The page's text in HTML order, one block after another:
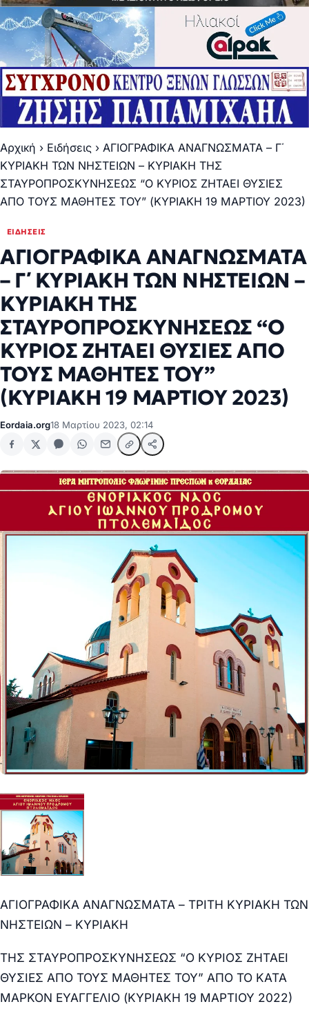
Αρχική › Ειδήσεις › ΑΓΙΟΓΡΑΦΙΚΑ ΑΝΑΓΝΩΣΜΑΤΑ – Γ΄
ΚΥΡΙΑΚΗ ΤΩΝ ΝΗΣΤΕΙΩΝ – ΚΥΡΙΑΚΗ ΤΗΣ
ΣΤΑΥΡΟΠΡΟΣΚΥΝΗΣΕΩΣ “Ο ΚΥΡΙΟΣ ΖΗΤΑΕΙ ΘΥΣΙΕΣ
ΑΠΟ ΤΟΥΣ ΜΑΘΗΤΕΣ ΤΟΥ” (ΚΥΡΙΑΚΗ 19 ΜΑΡΤΙΟΥ 2023)
ΕΙΔΉΣΕΙΣ
ΑΓΙΟΓΡΑΦΙΚΑ ΑΝΑΓΝΩΣΜΑΤΑ
– Γ΄ ΚΥΡΙΑΚΗ ΤΩΝ ΝΗΣΤΕΙΩΝ –
ΚΥΡΙΑΚΗ ΤΗΣ
ΣΤΑΥΡΟΠΡΟΣΚΥΝΗΣΕΩΣ “Ο
ΚΥΡΙΟΣ ΖΗΤΑΕΙ ΘΥΣΙΕΣ ΑΠΟ
ΤΟΥΣ ΜΑΘΗΤΕΣ ΤΟΥ”
(ΚΥΡΙΑΚΗ 19 ΜΑΡΤΙΟΥ 2023)
Eordaia.org18 Μαρτίου 2023, 02:14
ΑΓΙΟΓΡΑΦΙΚΑ ΑΝΑΓΝΩΣΜΑΤΑ – ΤΡΙΤΗ ΚΥΡΙΑΚΗ ΤΩΝ
ΝΗΣΤΕΙΩΝ – ΚΥΡΙΑΚΗ
ΤΗΣ ΣΤΑΥΡΟΠΡΟΣΚΥΝΗΣΕΩΣ “Ο ΚΥΡΙΟΣ ΖΗΤΑΕΙ
ΘΥΣΙΕΣ ΑΠΟ ΤΟΥΣ ΜΑΘΗΤΕΣ ΤΟΥ” ΑΠΟ ΤΟ ΚΑΤΑ
ΜΑΡΚΟΝ ΕΥΑΓΓΕΛΙΟ (ΚΥΡΙΑΚΗ 19 ΜΑΡΤΙΟΥ 2022)